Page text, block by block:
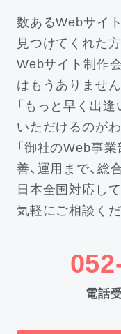
数あるWebサイ
見つけてくれた方
Webサイト制作
はもうありません
「もっと早く出
いただけるのが
「御社のWeb事業
善、運用まで、総
日本全国対応し
気軽にご相談くだ
電話